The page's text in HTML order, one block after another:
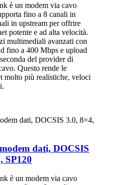
è un modem via cavo
fino a 8 canali in
in upstream per offrire
potente e ad alta velocità.
multimediali avanzati con
fino a 400 Mbps e upload
del provider di
Questo rende le
molto più realistiche, veloci
dati, DOCSIS
SP120
è un modem via cavo